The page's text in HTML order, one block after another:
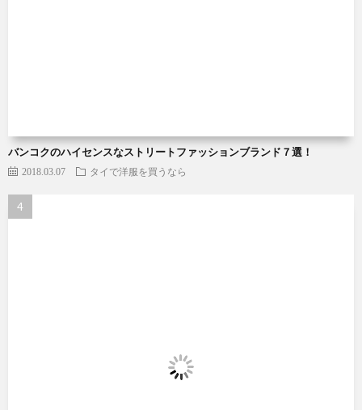
バンコクのハイセンスなストリートファッションブランド７選！
2018.03.07 タイで洋服を買うなら